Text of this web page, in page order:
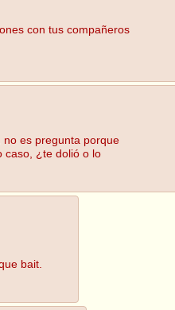
con tus compañeros
no es pregunta porque
caso, ¿te dolió o lo
bait.